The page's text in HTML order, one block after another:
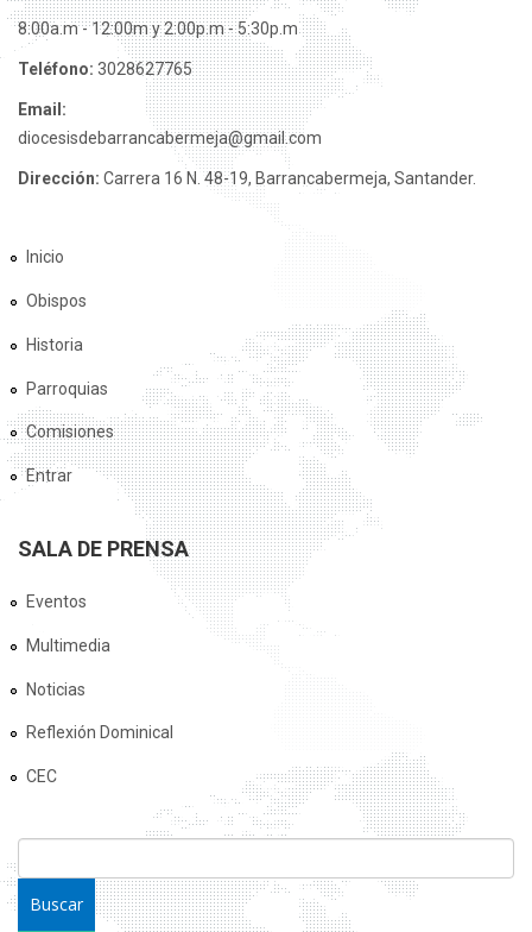
8:00a.m - 12:00m y 2:00p.m - 5:30p.m
Teléfono: 3028627765
Email:
diocesisdebarrancabermeja@gmail.com
Dirección: Carrera 16 N. 48-19, Barrancabermeja, Santander.
Inicio
Obispos
Historia
Parroquias
Comisiones
Entrar
SALA DE PRENSA
Eventos
Multimedia
Noticias
Reflexión Dominical
CEC
FORMULARIO DE BÚSQUEDA